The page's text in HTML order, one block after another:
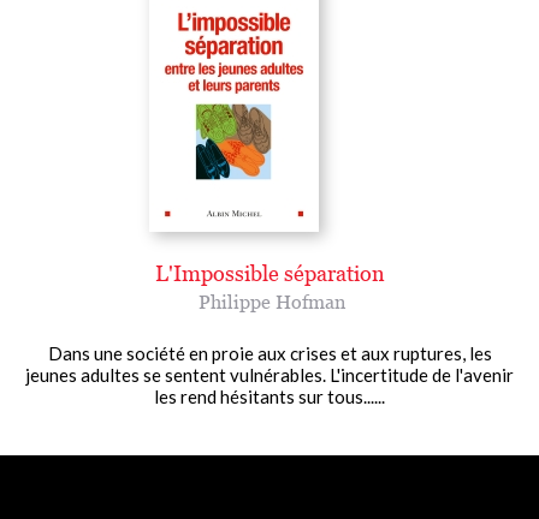
L'Impossible séparation
Philippe Hofman
Dans une société en proie aux crises et aux ruptures, les
jeunes adultes se sentent vulnérables. L'incertitude de l'avenir
les rend hésitants sur tous......